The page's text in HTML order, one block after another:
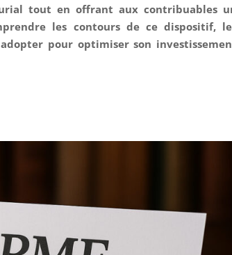
tout en offrant aux contribuables
les contours de ce dispositif,
pour optimiser son